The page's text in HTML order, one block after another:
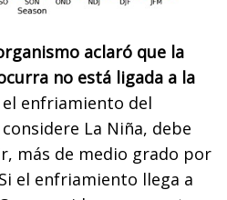
aclaró que la
no está ligada a la
el enfriamiento del
La Niña, debe
más de medio grado por
el enfriamiento llega a